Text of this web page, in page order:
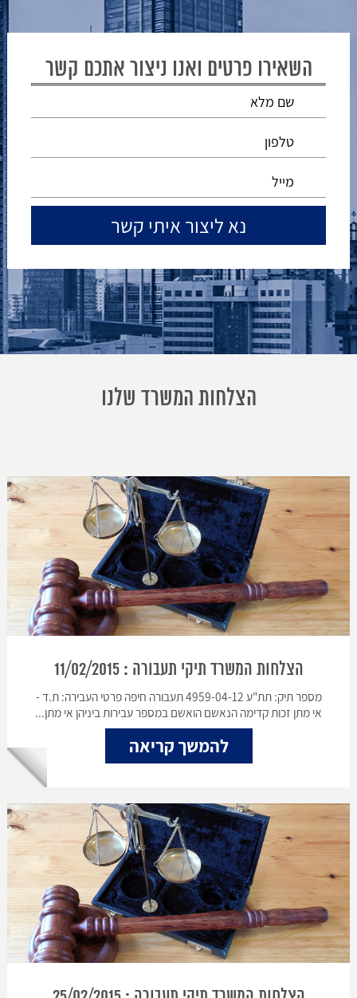
השאירו פרטים ואנו ניצור אתכם קשר
הצלחות המשרד שלנו
הצלחות המשרד תיקי תעבורה : 11/02/2015
מספר תיק: תת"ע 4959-04-12 תעבורה חיפה פרטי העבירה: ת.ד -
אי מתן זכות קדימה הנאשם הואשם במספר עבירות ביניהן אי מתן...
להמשך קריאה